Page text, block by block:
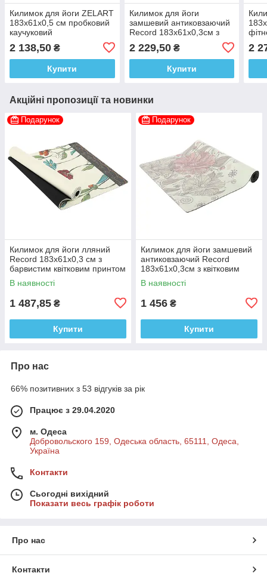
Килимок для йоги ZELART
183x61x0,5 см пробковий
каучуковий
2 138,50 ₴
Купити
Килимок для йоги
замшевий антиковзаючий
Record 183x61x0,3см з
принтом
2 229,50₴
Купити
2
Акційні пропозиції та новинки
Подарунок
Килимок для йоги лляний
Record 183x61x0,3 см з
барвистим квітковим принтом
В наявності
1 487,85 ₴
Купити
Подарунок
Килимок для йоги замшевий
антиковзаючий Record
183x61x0,3см з квітковим
принтом
В наявності
1 456 ₴
Купити
Про нас
66% позитивних з 53 відгуків за рік
Працює з 29.04.2020
м. Одеса
Добровольского 159, Одеська область, 65111, Одеса,
Україна
Контакти
Сьогодні вихідний
Показати весь графік роботи
Про нас
Контакти